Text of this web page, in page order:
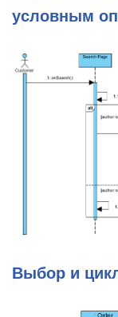
условным
Выбор и